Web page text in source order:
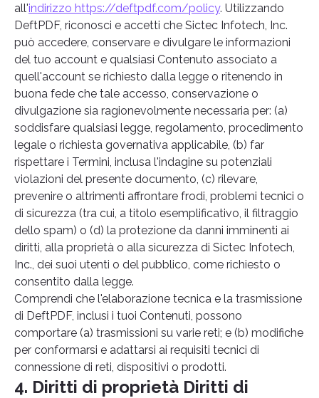
all'indirizzo https://deftpdf.com/policy. Utilizzando
DeftPDF, riconosci e accetti che Sictec Infotech, Inc.
può accedere, conservare e divulgare le informazioni
del tuo account e qualsiasi Contenuto associato a
quell'account se richiesto dalla legge o ritenendo in
buona fede che tale accesso, conservazione o
divulgazione sia ragionevolmente necessaria per: (a)
soddisfare qualsiasi legge, regolamento, procedimento
legale o richiesta governativa applicabile, (b) far
rispettare i Termini, inclusa l'indagine su potenziali
violazioni del presente documento, (c) rilevare,
prevenire o altrimenti affrontare frodi, problemi tecnici o
di sicurezza (tra cui, a titolo esemplificativo, il filtraggio
dello spam) o (d) la protezione da danni imminenti ai
diritti, alla proprietà o alla sicurezza di Sictec Infotech,
Inc., dei suoi utenti o del pubblico, come richiesto o
consentito dalla legge.
Comprendi che l'elaborazione tecnica e la trasmissione
di DeftPDF, inclusi i tuoi Contenuti, possono
comportare (a) trasmissioni su varie reti; e (b) modifiche
per conformarsi e adattarsi ai requisiti tecnici di
connessione di reti, dispositivi o prodotti.
4. Diritti di proprietà Diritti di